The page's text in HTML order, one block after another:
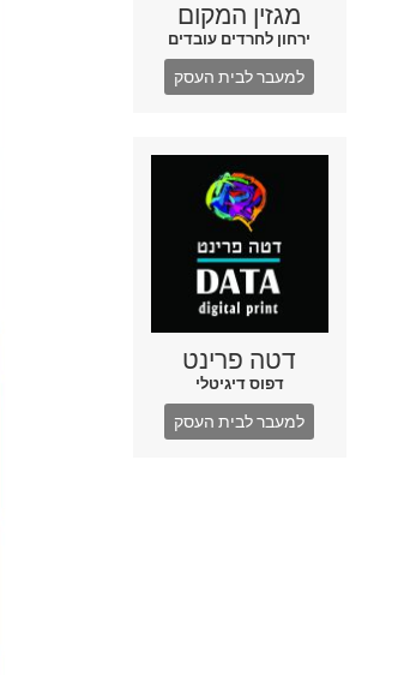
מגזין המקום
ירחון לחרדים עובדים
למעבר לבית העסק
דטה פרינט
דפוס דיגיטלי
למעבר לבית העסק